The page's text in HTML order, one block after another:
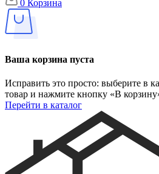
0 Корзина
Ваша корзина пуста
Исправить это просто: выберите в
товар и нажмите кнопку «В
Перейти в каталог